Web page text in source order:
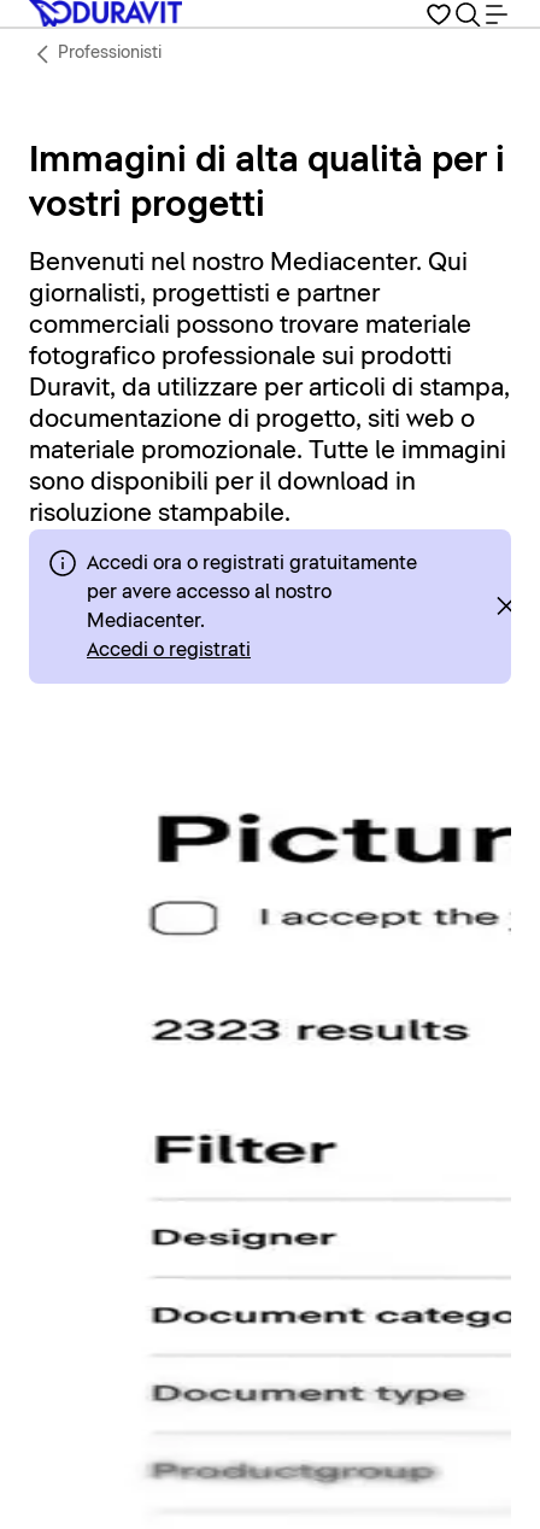
Professionisti
Immagini di alta qualità per i
vostri progetti
Benvenuti nel nostro Mediacenter. Qui
giornalisti, progettisti e partner
commerciali possono trovare materiale
fotografico professionale sui prodotti
Duravit, da utilizzare per articoli di stampa,
documentazione di progetto, siti web o
materiale promozionale. Tutte le immagini
sono disponibili per il download in
risoluzione stampabile.
Accedi ora o registrati gratuitamente
per avere accesso al nostro
Mediacenter.
Accedi o registrati